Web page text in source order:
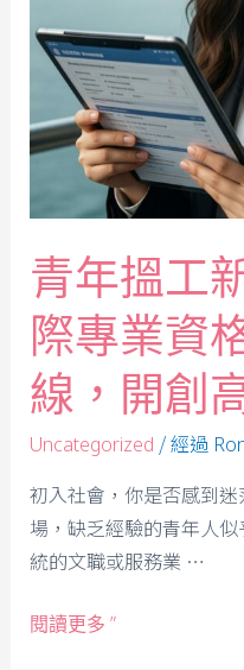
青年搵工
際專業資
線，開創
Uncategorized / 經過
初入社會，你是否感到
場，缺乏經驗的青年人
統的文職或服務業 …
閱讀更多 ”